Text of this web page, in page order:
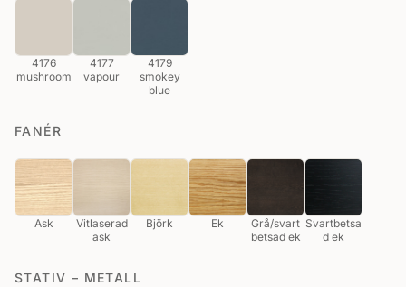
4176
mushroom
4177
vapour
4179
smokey
blue
FANÉR
Ask
Vitlaserad
ask
Björk Ek
Grå/svart
betsad ek
Svartbetsa
d ek
STATIV – METALL